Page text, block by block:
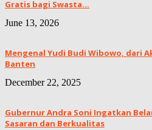
Gratis bagi Swasta...
June 13, 2026
Mengenal Yudi Budi Wibowo, dari
Banten
December 22, 2025
Gubernur Andra Soni Ingatkan
Sasaran dan Berkualitas